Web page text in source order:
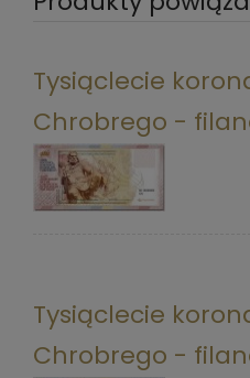
Tysiąclecie
Chrobrego -
Tysiąclecie
Chrobrego -